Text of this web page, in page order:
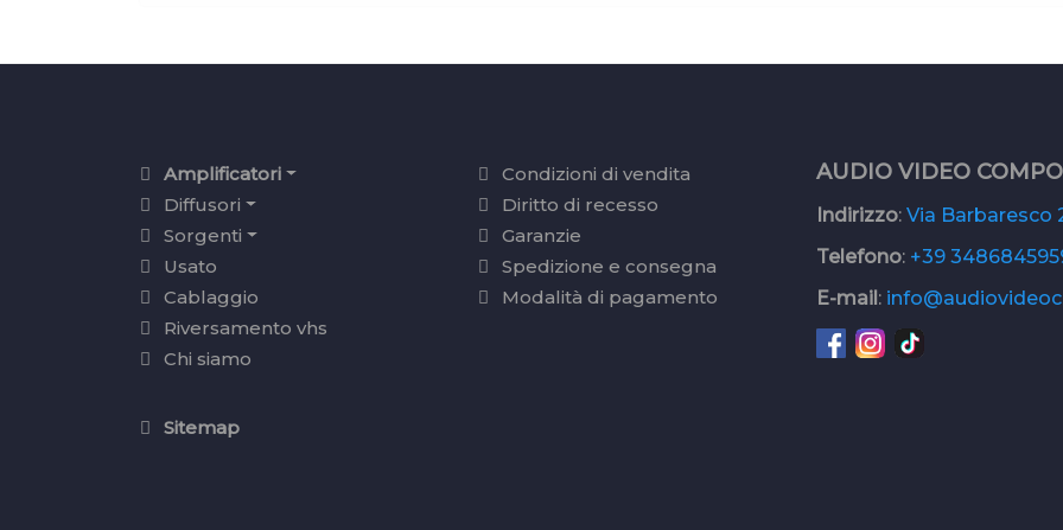
Amplificatori
Diffusori
Sorgenti
Usato
Cablaggio
Riversamento vhs
Chi siamo
Sitemap
Condizioni di vendita
Diritto di recesso
Garanzie
Spedizione e consegna
Modalità di pagamento
AUDIO VIDEO
Indirizzo: Via Barbaresco
Telefono: +39
E-mail: